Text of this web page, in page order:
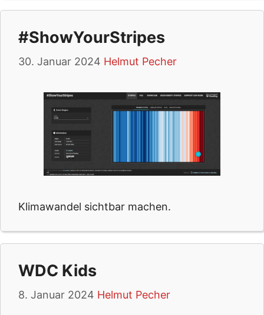
#ShowYourStripes
30. Januar 2024 Helmut Pecher
Klimawandel sichtbar machen.
WDC Kids
8. Januar 2024 Helmut Pecher